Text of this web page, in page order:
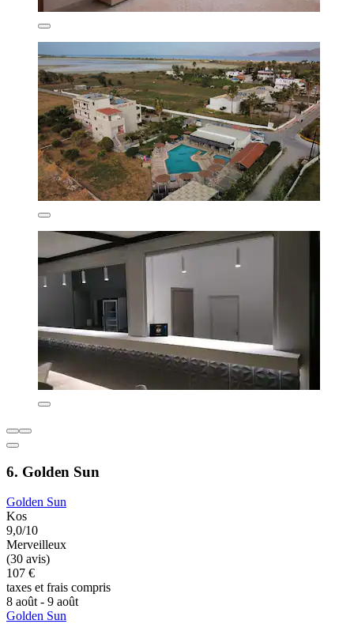
6. Golden Sun
Golden Sun
Kos
9,0/10
Merveilleux
(30 avis)
107 €
taxes et frais compris
8 août - 9 août
Golden Sun